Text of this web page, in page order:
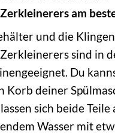
am
und die
sind in
Du
Korb deiner
sich beide Teile
Wasser mit